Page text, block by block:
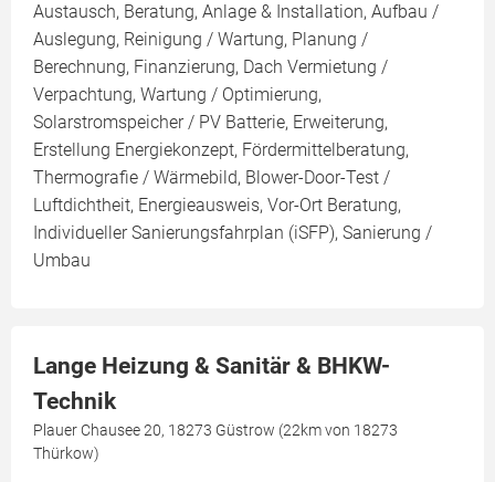
Austausch, Beratung, Anlage & Installation, Aufbau /
Auslegung, Reinigung / Wartung, Planung /
Berechnung, Finanzierung, Dach Vermietung /
Verpachtung, Wartung / Optimierung,
Solarstromspeicher / PV Batterie, Erweiterung,
Erstellung Energiekonzept, Fördermittelberatung,
Thermografie / Wärmebild, Blower-Door-Test /
Luftdichtheit, Energieausweis, Vor-Ort Beratung,
Individueller Sanierungsfahrplan (iSFP), Sanierung /
Umbau
Lange Heizung & Sanitär & BHKW-
Technik
Plauer Chausee 20, 18273 Güstrow (22km von 18273
Thürkow)